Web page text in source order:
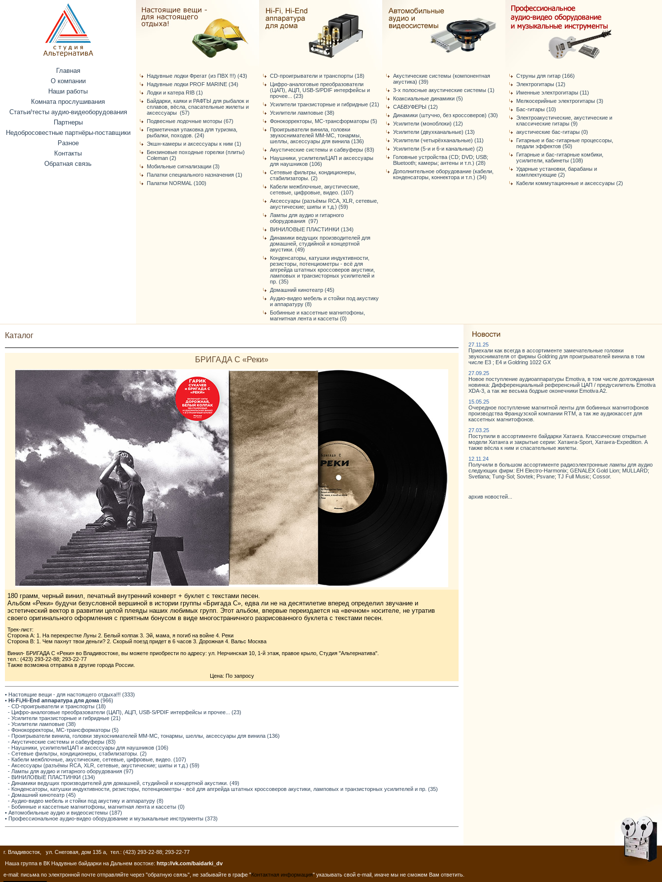
Главная
О компании
Наши работы
Комната прослушивания
Статьи/тесты аудио-видеоборудования
Партнеры
Недобросовестные партнёры-поставщики
Разное
Контакты
Обратная связь
Надувные лодки Фрегат (из ПВХ !!!) (43)
Надувные лодки PROF MARINE (34)
Лодки и катера RIB (1)
Байдарки, каяки и РАФТЫ для рыбалок и
сплавов, вёсла, спасательные жилеты и
аксессуары (57)
Подвесные лодочные моторы (67)
Герметичная упаковка для туризма,
рыбалки, походов. (24)
Экшн-камеры и аксессуары к ним (1)
Бензиновые походные горелки (плиты)
Coleman (2)
Мобильные сигнализации (3)
Палатки специального назначения (1)
Палатки NORMAL (100)
CD-проигрыватели и транспорты (18)
Цифро-аналоговые преобразователи
(ЦАП), АЦП, USB-S/PDIF интерфейсы и
прочее... (23)
Усилители транзисторные и гибридные (21)
Усилители ламповые (38)
Фонокорректоры, МС-трансформаторы (5)
Проигрыватели винила, головки
звукоснимателей ММ-МС, тонармы,
шеллы, аксессуары для винила (136)
Акустические системы и сабвуферы (83)
Наушники, усилители/ЦАП и аксессуары
для наушников (106)
Сетевые фильтры, кондиционеры,
стабилизаторы. (2)
Кабели межблочные, акустические,
сетевые, цифровые, видео. (107)
Аксессуары (разъёмы RCA, XLR, сетевые,
акустические; шипы и т.д.) (59)
Лампы для аудио и гитарного
оборудования (97)
ВИНИЛОВЫЕ ПЛАСТИНКИ (134)
Динамики ведущих производителей для
домашней, студийной и концертной
акустики. (49)
Конденсаторы, катушки индуктивности,
резисторы, потенциометры - всё для
апгрейда штатных кроссоверов акустики,
ламповых и транзисторных усилителей и
пр. (35)
Домашний кинотеатр (45)
Аудио-видео мебель и стойки под акустику
и аппаратуру (8)
Бобинные и кассетные магнитофоны,
магнитная лента и кассеты (0)
Акустические системы (компонентная
акустика) (39)
3-х полосные акустические системы (1)
Коаксиальные динамики (5)
САБВУФЕРЫ (12)
Динамики (штучно, без кроссоверов) (30)
Усилители (моноблоки) (12)
Усилители (двухканальные) (13)
Усилители (четырёхканальные) (11)
Усилители (5-и и 6-и канальные) (2)
Головные устройства (CD; DVD; USB;
Bluetooth; камеры; антены и т.п.) (28)
Дополнительное оборудование (кабели,
конденсаторы, коннектора и т.п.) (34)
Струны для гитар (166)
Электрогитары (12)
Именные электрогитары (11)
Мелкосерийные электрогитары (3)
Бас-гитары (10)
Электроакустические, акустические и
классические гитары (9)
акустические бас-гитары (0)
Гитарные и бас-гитарные процессоры,
педали эффектов (50)
Гитарные и бас-гитарные комбики,
усилители, кабинеты (108)
Ударные установки, барабаны и
комплектующие (2)
Кабели коммутационные и аксессуары (2)
Каталог
БРИГАДА С «Реки»
180 грамм, черный винил, печатный внутренний конверт + буклет с текстами песен.
Альбом «Реки» будучи безусловной вершиной в истории группы «Бригада С», едва ли не на десятилетие вперед определил звучание и
эстетический вектор в развитии целой плеяды наших любимых групп. Этот альбом, впервые переиздается на «вечном» носителе, не утратив
своего оригинального оформления с приятным бонусом в виде многостраничного разрисованного буклета с текстами песен.
Трек-лист:
Сторона А: 1. На перекрестке Луны 2. Белый колпак 3. Эй, мама, я погиб на войне 4. Реки
Сторона B: 1. Чем пахнут твои деньги? 2. Скорый поезд придет в 6 часов 3. Дорожная 4. Вальс Москва
Винил- БРИГАДА С «Реки» во Владивостоке, вы можете приобрести по адресу: ул. Нерчинская 10, 1-й этаж, правое крыло, Студия "Альтернатива".
тел.: (423) 293-22-88; 293-22-77
Также возможна отправка в другие города России.
Цена: По запросу
• Настоящие вещи - для настоящего отдыха!!! (333)
• Hi-Fi,Hi-End аппаратура для дома (966)
- CD-проигрыватели и транспорты (18)
- Цифро-аналоговые преобразователи (ЦАП), АЦП, USB-S/PDIF интерфейсы и прочее... (23)
- Усилители транзисторные и гибридные (21)
- Усилители ламповые (38)
- Фонокорректоры, МС-трансформаторы (5)
- Проигрыватели винила, головки звукоснимателей ММ-МС, тонармы, шеллы, аксессуары для винила (136)
- Акустические системы и сабвуферы (83)
- Наушники, усилители/ЦАП и аксессуары для наушников (106)
- Сетевые фильтры, кондиционеры, стабилизаторы. (2)
- Кабели межблочные, акустические, сетевые, цифровые, видео. (107)
- Аксессуары (разъёмы RCA, XLR, сетевые, акустические; шипы и т.д.) (59)
- Лампы для аудио и гитарного оборудования (97)
- ВИНИЛОВЫЕ ПЛАСТИНКИ (134)
- Динамики ведущих производителей для домашней, студийной и концертной акустики. (49)
- Конденсаторы, катушки индуктивности, резисторы, потенциометры - всё для апгрейда штатных кроссоверов акустики, ламповых и транзисторных усилителей и пр. (35)
- Домашний кинотеатр (45)
- Аудио-видео мебель и стойки под акустику и аппаратуру (8)
- Бобинные и кассетные магнитофоны, магнитная лента и кассеты (0)
• Автомобильные аудио и видеосистемы (187)
• Профессиональное аудио-видео оборудование и музыкальные инструменты (373)
27.11.25
Приехали как всегда в ассортименте замечательные головки
звукоснимателя от фирмы Goldring для проигрывателей винила в том
числе E3 ; E4 и Goldring 1022 GX
27.09.25
Новое поступление аудиоаппаратуры Emotiva, в том числе долгожданная
новинка: Дифференциальный референсный ЦАП / предусилитель Emotiva
XDA-3, а так же весьма бодрые оконечники Emotiva A2.
15.05.25
Очередное поступление магнитной ленты для бобинных магнитофонов
производства Французской компании RTM, а так же аудиокассет для
кассетных магнитофонов.
27.03.25
Поступили в ассортименте байдарки Хатанга. Классические открытые
модели Хатанга и закрытые серии: Хатанга-Sport, Хатанга-Expedition. А
также вёсла к ним и спасательные жилеты.
12.11.24
Получили в большом ассортименте радиоэлектронные лампы для аудио
следующих фирм: EH Electro-Harmonix; GENALEX Gold Lion; MULLARD;
Svetlana; Tung-Sol; Sovtek; Psvane; TJ Full Music; Cossor.
архив новостей...
г. Владивосток, ул. Снеговая, дом 135 а, тел.: (423) 293-22-88; 293-22-77
Наша группа в ВК Надувные байдарки на Дальнем востоке: http://vk.com/baidarki_dv
e-mail: письма по электронной почте отправляйте через "обратную связь", не забывайте в графе "Контактная информация" указывать свой e-mail, иначе мы не сможем Вам ответить.